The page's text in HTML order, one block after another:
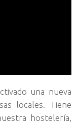
una nueva
locales. Tiene
hostelería,